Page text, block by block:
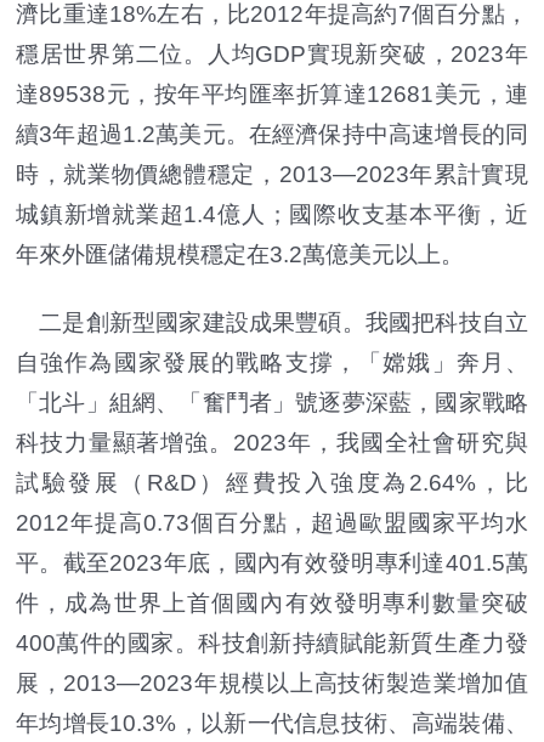
濟比重達18%左右，比2012年提高約7個百分點，
穩居世界第二位。人均GDP實現新突破，2023年
達89538元，按年平均匯率折算達12681美元，連
續3年超過1.2萬美元。在經濟保持中高速增長的同
時，就業物價總體穩定，2013—2023年累計實現
城鎮新增就業超1.4億人；國際收支基本平衡，近
年來外匯儲備規模穩定在3.2萬億美元以上。
二是創新型國家建設成果豐碩。我國把科技自立
自強作為國家發展的戰略支撐，「嫦娥」奔月、
「北斗」組網、「奮鬥者」號逐夢深藍，國家戰略
科技力量顯著增強。2023年，我國全社會研究與
試驗發展（R&D）經費投入強度為2.64%，比
2012年提高0.73個百分點，超過歐盟國家平均水
平。截至2023年底，國內有效發明專利達401.5萬
件，成為世界上首個國內有效發明專利數量突破
400萬件的國家。科技創新持續賦能新質生產力發
展，2013—2023年規模以上高技術製造業增加值
年均增長10.3%，以新一代信息技術、高端裝備、